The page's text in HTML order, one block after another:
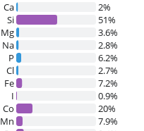
Ca
2%
Si
51%
Mg
3.6%
Na
2.8%
P
6.2%
Cl
2.7%
Fe
7.2%
I
0.9%
Co
20%
Mn
7.9%